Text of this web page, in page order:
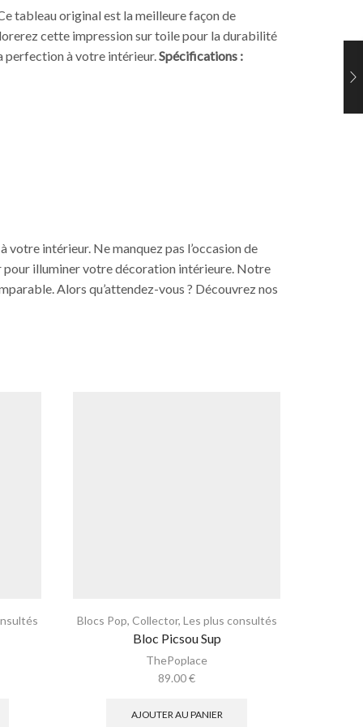
tableau original est la meilleure façon de
cette impression sur toile pour la durabilité
perfection à votre intérieur. Spécifications :
intérieur. Ne manquez pas l’occasion de
pour illuminer votre décoration intérieure. Notre
Alors qu’attendez-vous ? Découvrez nos
Blocs Pop, Collector, Les plus consultés
Bloc Picsou Sup
ThePoplace
89.00€
AJOUTER AU PANIER